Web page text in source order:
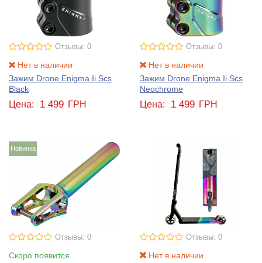
Отзывы: 0
Нет в наличии
Зажим Drone Enigma Ii Scs
Black
Цена: 1 499 ГРН
Отзывы: 0
Нет в наличии
Зажим Drone Enigma Ii Scs
Neochrome
Цена: 1 499 ГРН
Новинка
Отзывы: 0
Скоро появится
Отзывы: 0
Нет в наличии